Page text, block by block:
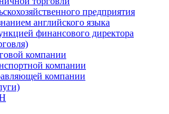
предприятия
английского языка
финансового директора
компании
компании
компании